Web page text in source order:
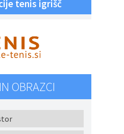
tenis igrišč
OBRAZCI